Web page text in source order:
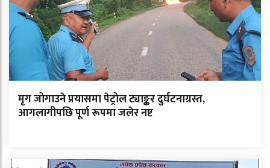
मृग जोगाउने प्रयासमा पेट्रोल ट्याङ्कर दुर्घटनाग्रस्त,
आगलागीपछि पूर्ण रूपमा जलेर नष्ट